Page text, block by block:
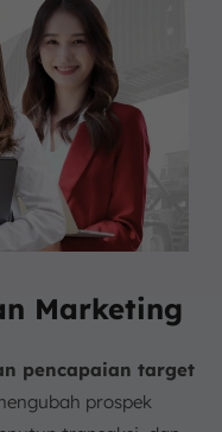
Marketing
pencapaian target
prospek